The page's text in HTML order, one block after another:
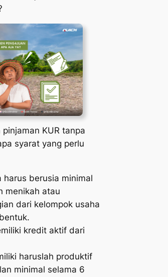
KUR tanpa
syarat yang perlu
harus berusia minimal
menikah atau
dari kelompok usaha
kredit aktif dari
haruslah produktif
minimal selama 6